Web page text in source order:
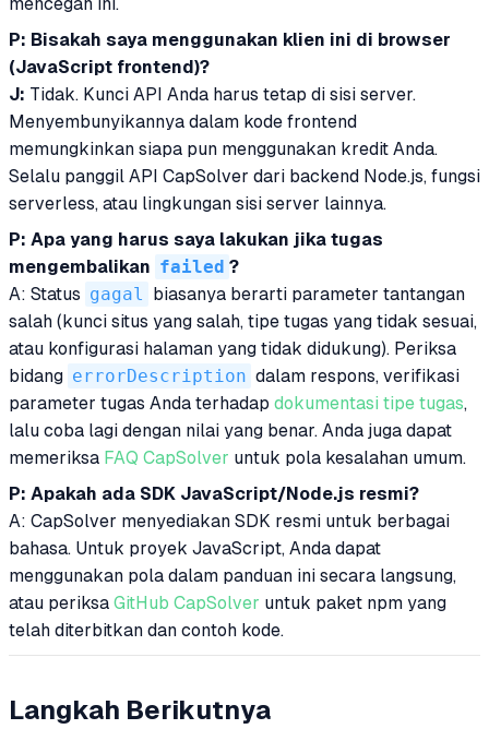
P: Bisakah saya menggunakan klien ini di browser
(JavaScript frontend)?
J: Tidak. Kunci API Anda harus tetap di sisi server.
Menyembunyikannya dalam kode frontend
memungkinkan siapa pun menggunakan kredit Anda.
Selalu panggil API CapSolver dari backend Node.js, fungsi
serverless, atau lingkungan sisi server lainnya.
P: Apa yang harus saya lakukan jika tugas
mengembalikan failed ?
A: Status gagal biasanya berarti parameter tantangan
salah (kunci situs yang salah, tipe tugas yang tidak sesuai,
atau konfigurasi halaman yang tidak didukung). Periksa
bidang errorDescription dalam respons, verifikasi
parameter tugas Anda terhadap dokumentasi tipe tugas,
lalu coba lagi dengan nilai yang benar. Anda juga dapat
memeriksa FAQ CapSolver untuk pola kesalahan umum.
P: Apakah ada SDK JavaScript/Node.js resmi?
A: CapSolver menyediakan SDK resmi untuk berbagai
bahasa. Untuk proyek JavaScript, Anda dapat
menggunakan pola dalam panduan ini secara langsung,
atau periksa GitHub CapSolver untuk paket npm yang
telah diterbitkan dan contoh kode.
Langkah Berikutnya